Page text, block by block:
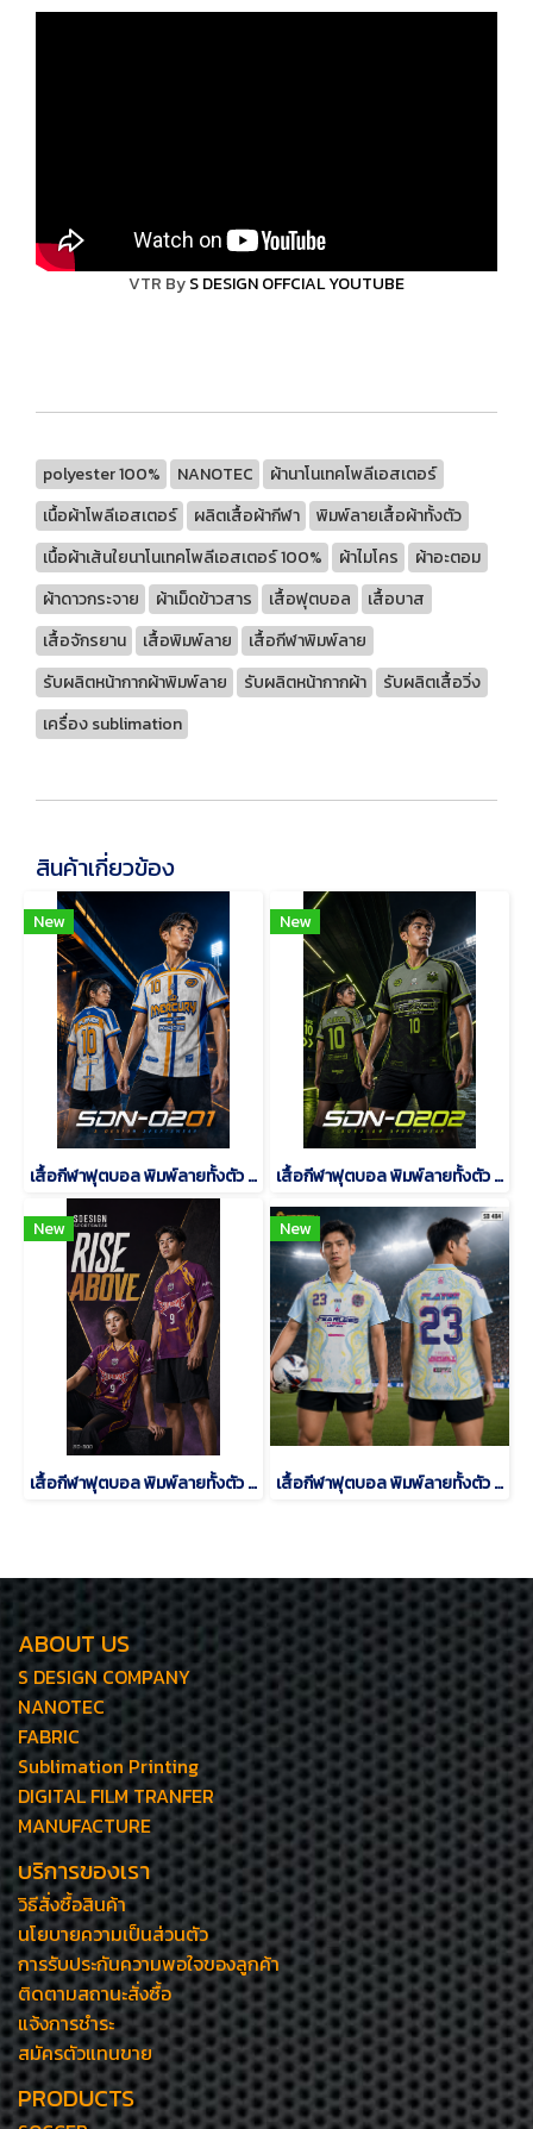
VTR ByS DESIGN OFFCIAL YOUTUBE
polyester 100% NANOTEC
ผ้านาโนเทคโพลีเอสเตอร์
เนื้อผ้าโพลีเอสเตอร์
ผลิตเสื้อผ้ากีฬา
พิมพ์ลายเสื้อผ้าทั้งตัว
เนื้อผ้าเส้นใยนาโนเทคโพลีเอสเตอร์ 100%
ผ้าไมโคร
ผ้าอะตอม
ผ้าดาวกระจาย
ผ้าเม็ดข้าวสาร เสื้อฟุตบอล
เสื้อบาส
เสื้อจักรยาน
เสื้อพิมพ์ลาย
เสื้อกีฬาพิมพ์ลาย
รับผลิตหน้ากากผ้าพิมพ์ลาย
รับผลิตหน้ากากผ้า
รับผลิตเสื้อวิ่ง
เครื่อง sublimation
สินค้าเกี่ยวข้อง
New
เสื้อกีฬาฟุตบอล พิมพ์ลายทั้งตัว เนื้อผ้า "นาโนเทค"SDN-0201
New
เสื้อกีฬาฟุตบอล พิมพ์ลายทั้งตัว เนื้อผ้า "นาโนเทค"SDN-0202
New
เสื้อกีฬาฟุตบอล พิมพ์ลายทั้งตัว เนื้อผ้า "นาโนเทค"SD-500
New
เสื้อกีฬาฟุตบอล พิมพ์ลายทั้งตัว เนื้อผ้า "นาโนเทค"SD-484
ABOUT US
S DESIGN COMPANY
NANOTEC
FABRIC
Sublimation Printing
DIGITAL FILM TRANFER
MANUFACTURE
บริการของเรา
วิธีสั่งซื้อสินค้า
นโยบายความเป็นส่วนตัว
การรับประกันความพอใจของลูกค้า
ติดตามสถานะสั่งซื้อ
แจ้งการชำระ
สมัครตัวแทนขาย
PRODUCTS